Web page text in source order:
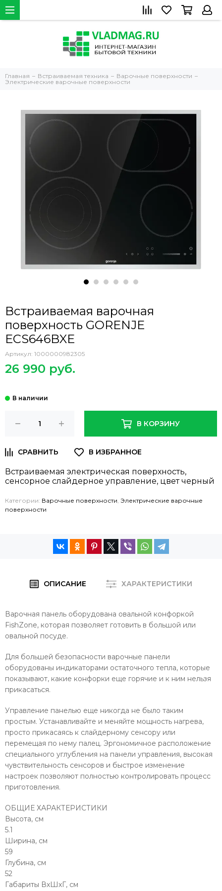
Главная Встраиваемая техника
Варочные поверхности
Электрические варочные поверхности
Встраиваемая варочная
поверхность GORENJE
ECS646BXE
Артикул: 1000000982305
26 990 руб.
В КОРЗИНУ
Встраиваемая электрическая поверхность,
сенсорное слайдерное управление, цвет черный
Категории: Варочные поверхности, Электрические варочные
поверхности
ОПИСАНИЕ ХАРАКТЕРИСТИКИ
Варочная панель оборудована овальной конфоркой
FishZone, которая позволяет готовить в большой или
овальной посуде.
Для большей безопасности варочные панели
оборудованы индикаторами остаточного тепла, которые
показывают, какие конфорки еще горячие и к ним нельзя
прикасаться.
Управление панелью еще никогда не было таким
простым. Устанавливайте и меняйте мощность нагрева,
просто прикасаясь к слайдерному сенсору или
перемещая по нему палец. Эргономичное расположение
специального углубления на панели управления, высокая
чувствительность сенсоров и быстрое изменение
настроек позволяют полностью контролировать процесс
приготовления.
ОБЩИЕ ХАРАКТЕРИСТИКИ
Высота, см
5.1
Ширина, см
59
Глубина, см
52
Габариты ВхШхГ, см